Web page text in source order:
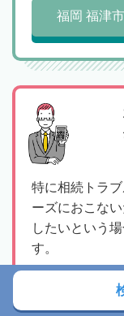
福岡 福津
特に相続トラ
ーズにおこな
したいという
す。
福岡 福津